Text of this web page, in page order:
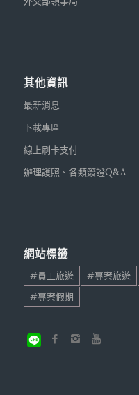
其他資訊
最新消息
下載專區
線上刷卡支付
辦理護照、各類簽證Q&A
網站標籤
#員工旅遊
#專案旅遊
#專案假期